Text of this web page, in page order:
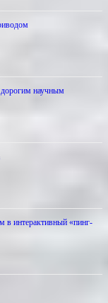
научным
в интерактивный «пинг-